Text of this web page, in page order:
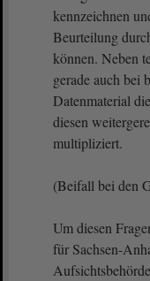
kennzeichnen
Beurteilung
können. Neben
gerade auch bei
Datenmaterial
diesen
multipliziert.
(Beifall bei den
Um diesen
für Sachsen-